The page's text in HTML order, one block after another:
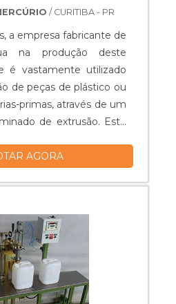
/ CURITIBA - PR
a empresa fabricante de
na produção deste
é vastamente utilizado
de peças de plástico ou
primas, através de um
de extrusão. Este
determinado objeto.
que o molda. Esse
recebe o nome de
SOBRE
o ob.
AGORA